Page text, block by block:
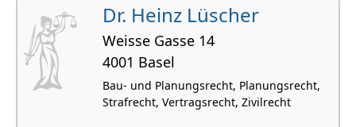
Dr. Heinz Lüscher
Weisse Gasse 14
4001 Basel
Bau- und Planungsrecht, Planungsrecht,
Strafrecht, Vertragsrecht, Zivilrecht